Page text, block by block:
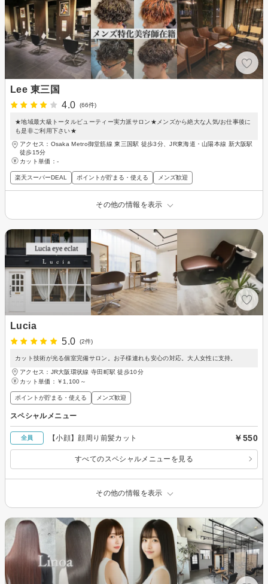
Lee 東三国
4.0
(66件)
★地域最大級トータルビューティー実力派サロン★メンズから絶大な人気/お仕事後に
も是非ご利用下さい★
アクセス：Osaka Metro御堂筋線 東三国駅 徒歩3分、JR東海道・山陽本線 新大阪駅
徒歩15分
カット単価： -
楽天スーパーDEAL ポイントが貯まる・使える メンズ歓迎
その他の情報を表示
Lucia
5.0
(2件)
カット技術が光る個室完備サロン。お子様連れも安心の対応。大人女性に支持。
アクセス：JR大阪環状線 寺田町駅 徒歩10分
カット単価： ￥1,100～
ポイントが貯まる・使える メンズ歓迎
スペシャルメニュー
全員 【小顔】顔周り前髪カット ￥550
すべてのスペシャルメニューを見る
その他の情報を表示